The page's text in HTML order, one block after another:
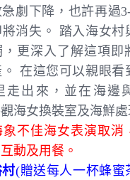
劇下降，也許再過
消失。 踏入海女村
更深入了解這項即
在這您可以親眼看
走出來，並在海邊
海女換裝室及海鮮處
不佳海女表演取消
動及用餐。
(贈送每人一杯蜂蜜